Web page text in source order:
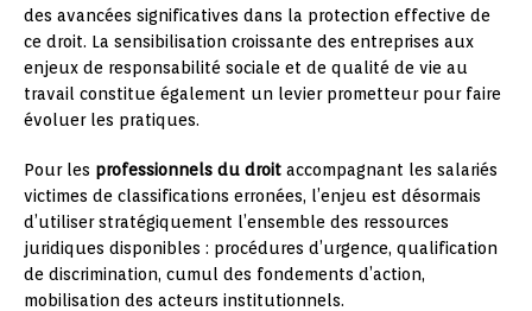
des avancées significatives dans la protection effective de
ce droit. La sensibilisation croissante des entreprises aux
enjeux de responsabilité sociale et de qualité de vie au
travail constitue également un levier prometteur pour faire
évoluer les pratiques.
Pour les professionnels du droit accompagnant les salariés
victimes de classifications erronées, l’enjeu est désormais
d’utiliser stratégiquement l’ensemble des ressources
juridiques disponibles : procédures d’urgence, qualification
de discrimination, cumul des fondements d’action,
mobilisation des acteurs institutionnels.